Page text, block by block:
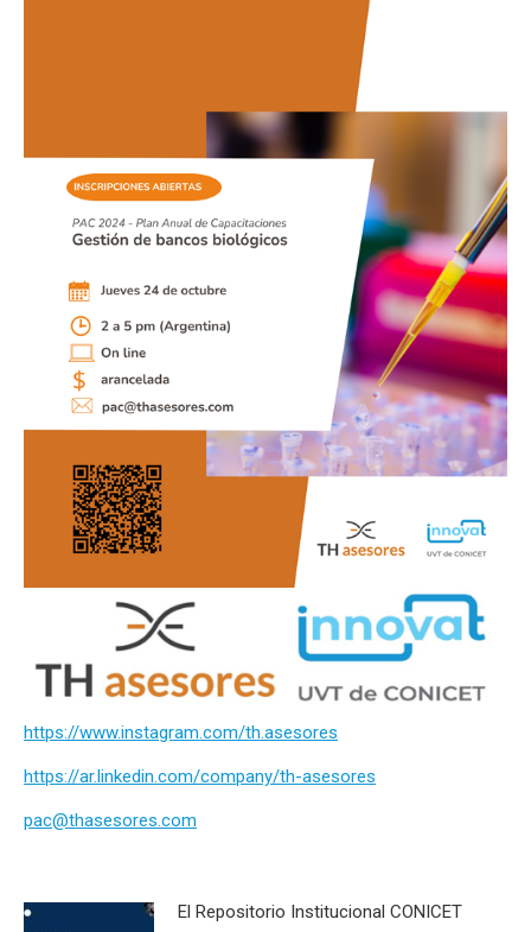
https://www.instagram.com/th.asesores
https://ar.linkedin.com/company/th-asesores
pac@thasesores.com
El Repositorio Institucional CONICET